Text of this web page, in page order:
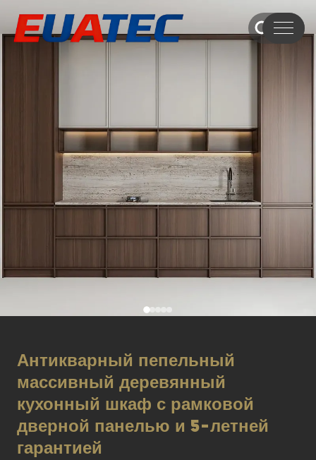
Антикварный пепельный
массивный деревянный
кухонный шкаф с рамковой
дверной панелью и 5-летней
гарантией